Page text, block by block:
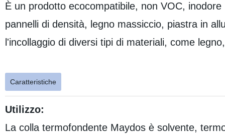
È un prodotto ecocompatibile, non VOC,
pannelli di densità, legno massiccio, piastra in
l'incollaggio di diversi tipi di materiali, come
Caratteristiche
Utilizzo:
La colla termofondente Maydos è solvente,